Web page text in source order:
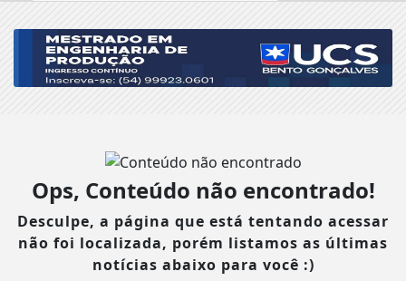
Ops, Conteúdo não encontrado!
Desculpe, a página que está tentando acessar
não foi localizada, porém listamos as últimas
notícias abaixo para você :)